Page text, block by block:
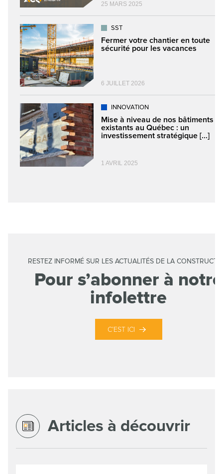
25 MARS 2025
SST
Fermer votre chantier en toute
sécurité pour les vacances
6 JUILLET 2026
INNOVATION
Mise à niveau de nos bâtiments
existants au Québec : un
investissement stratégique [...]
1 AVRIL 2025
RESTEZ INFORMÉ SUR LES ACTUALITÉS DE LA
Pour s’abonner à notre
infolettre
C’EST ICI
Articles à découvrir